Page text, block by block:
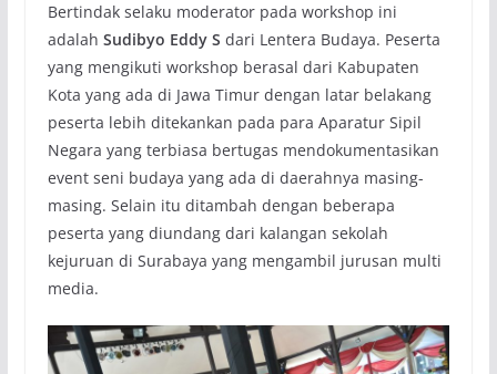
Bertindak selaku moderator pada workshop ini
adalah Sudibyo Eddy S dari Lentera Budaya. Peserta
yang mengikuti workshop berasal dari Kabupaten
Kota yang ada di Jawa Timur dengan latar belakang
peserta lebih ditekankan pada para Aparatur Sipil
Negara yang terbiasa bertugas mendokumentasikan
event seni budaya yang ada di daerahnya masing-
masing. Selain itu ditambah dengan beberapa
peserta yang diundang dari kalangan sekolah
kejuruan di Surabaya yang mengambil jurusan multi
media.